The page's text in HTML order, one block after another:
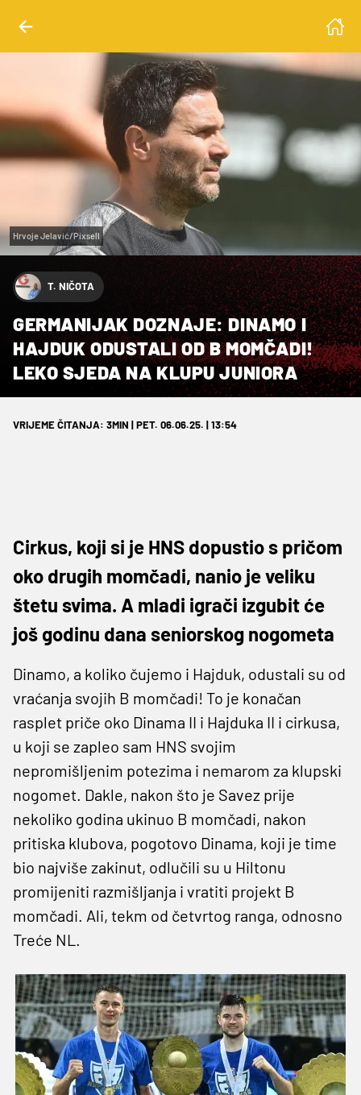
Hrvoje Jelavić/Pixsell
T. NIČOTA
GERMANIJAK DOZNAJE: DINAMO I
HAJDUK ODUSTALI OD B MOMČADI!
LEKO SJEDA NA KLUPU JUNIORA
VRIJEME ČITANJA: 3MIN | PET. 06.06.25. | 13:54
Cirkus, koji si je HNS dopustio s pričom
oko drugih momčadi, nanio je veliku
štetu svima. A mladi igrači izgubit će
još godinu dana seniorskog nogometa
Dinamo, a koliko čujemo i Hajduk, odustali su od
vraćanja svojih B momčadi! To je konačan
rasplet priče oko Dinama II i Hajduka II i cirkusa,
u koji se zapleo sam HNS svojim
nepromišljenim potezima i nemarom za klupski
nogomet. Dakle, nakon što je Savez prije
nekoliko godina ukinuo B momčadi, nakon
pritiska klubova, pogotovo Dinama, koji je time
bio najviše zakinut, odlučili su u Hiltonu
promijeniti razmišljanja i vratiti projekt B
momčadi. Ali, tekm od četvrtog ranga, odnosno
Treće NL.